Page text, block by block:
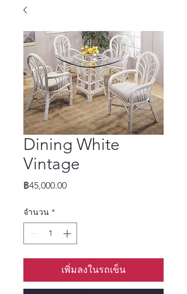
Dining White
Vintage
฿45,000.00ราคา
จำนวน *
เพิ่มลงในรถเข็น